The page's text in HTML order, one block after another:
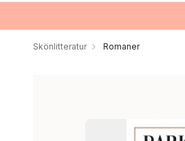
Skönlitteratur Romaner